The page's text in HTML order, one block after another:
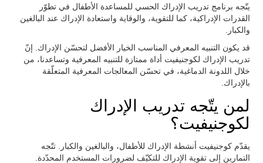
يتّجه برنامج تدريب الإدراك الحسي للمساعدة الأطفال في تطوّر
القدرات الإدراكية، كما للتقوية، والوقاية واستعادة الإدراك عند البالغين
والكبار.
قد يكون التنبيه المعرفي المناسب الخيار الأفضل لتحسّن الإدراك. إنّ
تدريب الإدراك لكوجنيفيت أداة ممتازة للتنبيه المعرفية وتساعدنا، من
خلال اللدونة الدماغية، في تحسّن المعالجات المعرفية المتعلّقة
بالإدراك.
لمن يتّجه تدريب الإدراك
لكوجنيفيت؟
يقدّم كوجنيفيت أنشطة الإدراك للأطفال، والبالغين والكبار. تتّجه
التمارين إلى تقوية الإدراك للتكيّف لضرورات المستخدم المحدّدة.